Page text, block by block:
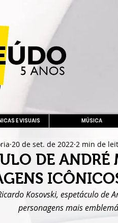
E VISUAIS MÚSICA
DE
20 de set. de 2022 2 min de
Kosovski, espetáculo de
personagens mais